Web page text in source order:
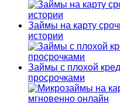
Займы на карту
истории
Займы с плохой
просрочками